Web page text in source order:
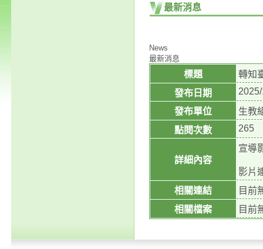
最新消息
News
最新消息
標題
轉知
發布日期
發布單位
生教
點閱次數
265
詳細內容
宣導
影片
相關連結
目前
相關檔案
目前